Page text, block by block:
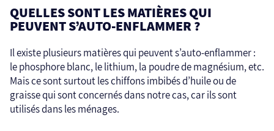
QUELLES SONT LES MATIÈRES QUI
PEUVENT S’AUTO-ENFLAMMER ?
Il existe plusieurs matières qui peuvent s’auto-enflammer :
le phosphore blanc, le lithium, la poudre de magnésium, etc.
Mais ce sont surtout les chiffons imbibés d’huile ou de
graisse qui sont concernés dans notre cas, car ils sont
utilisés dans les ménages.